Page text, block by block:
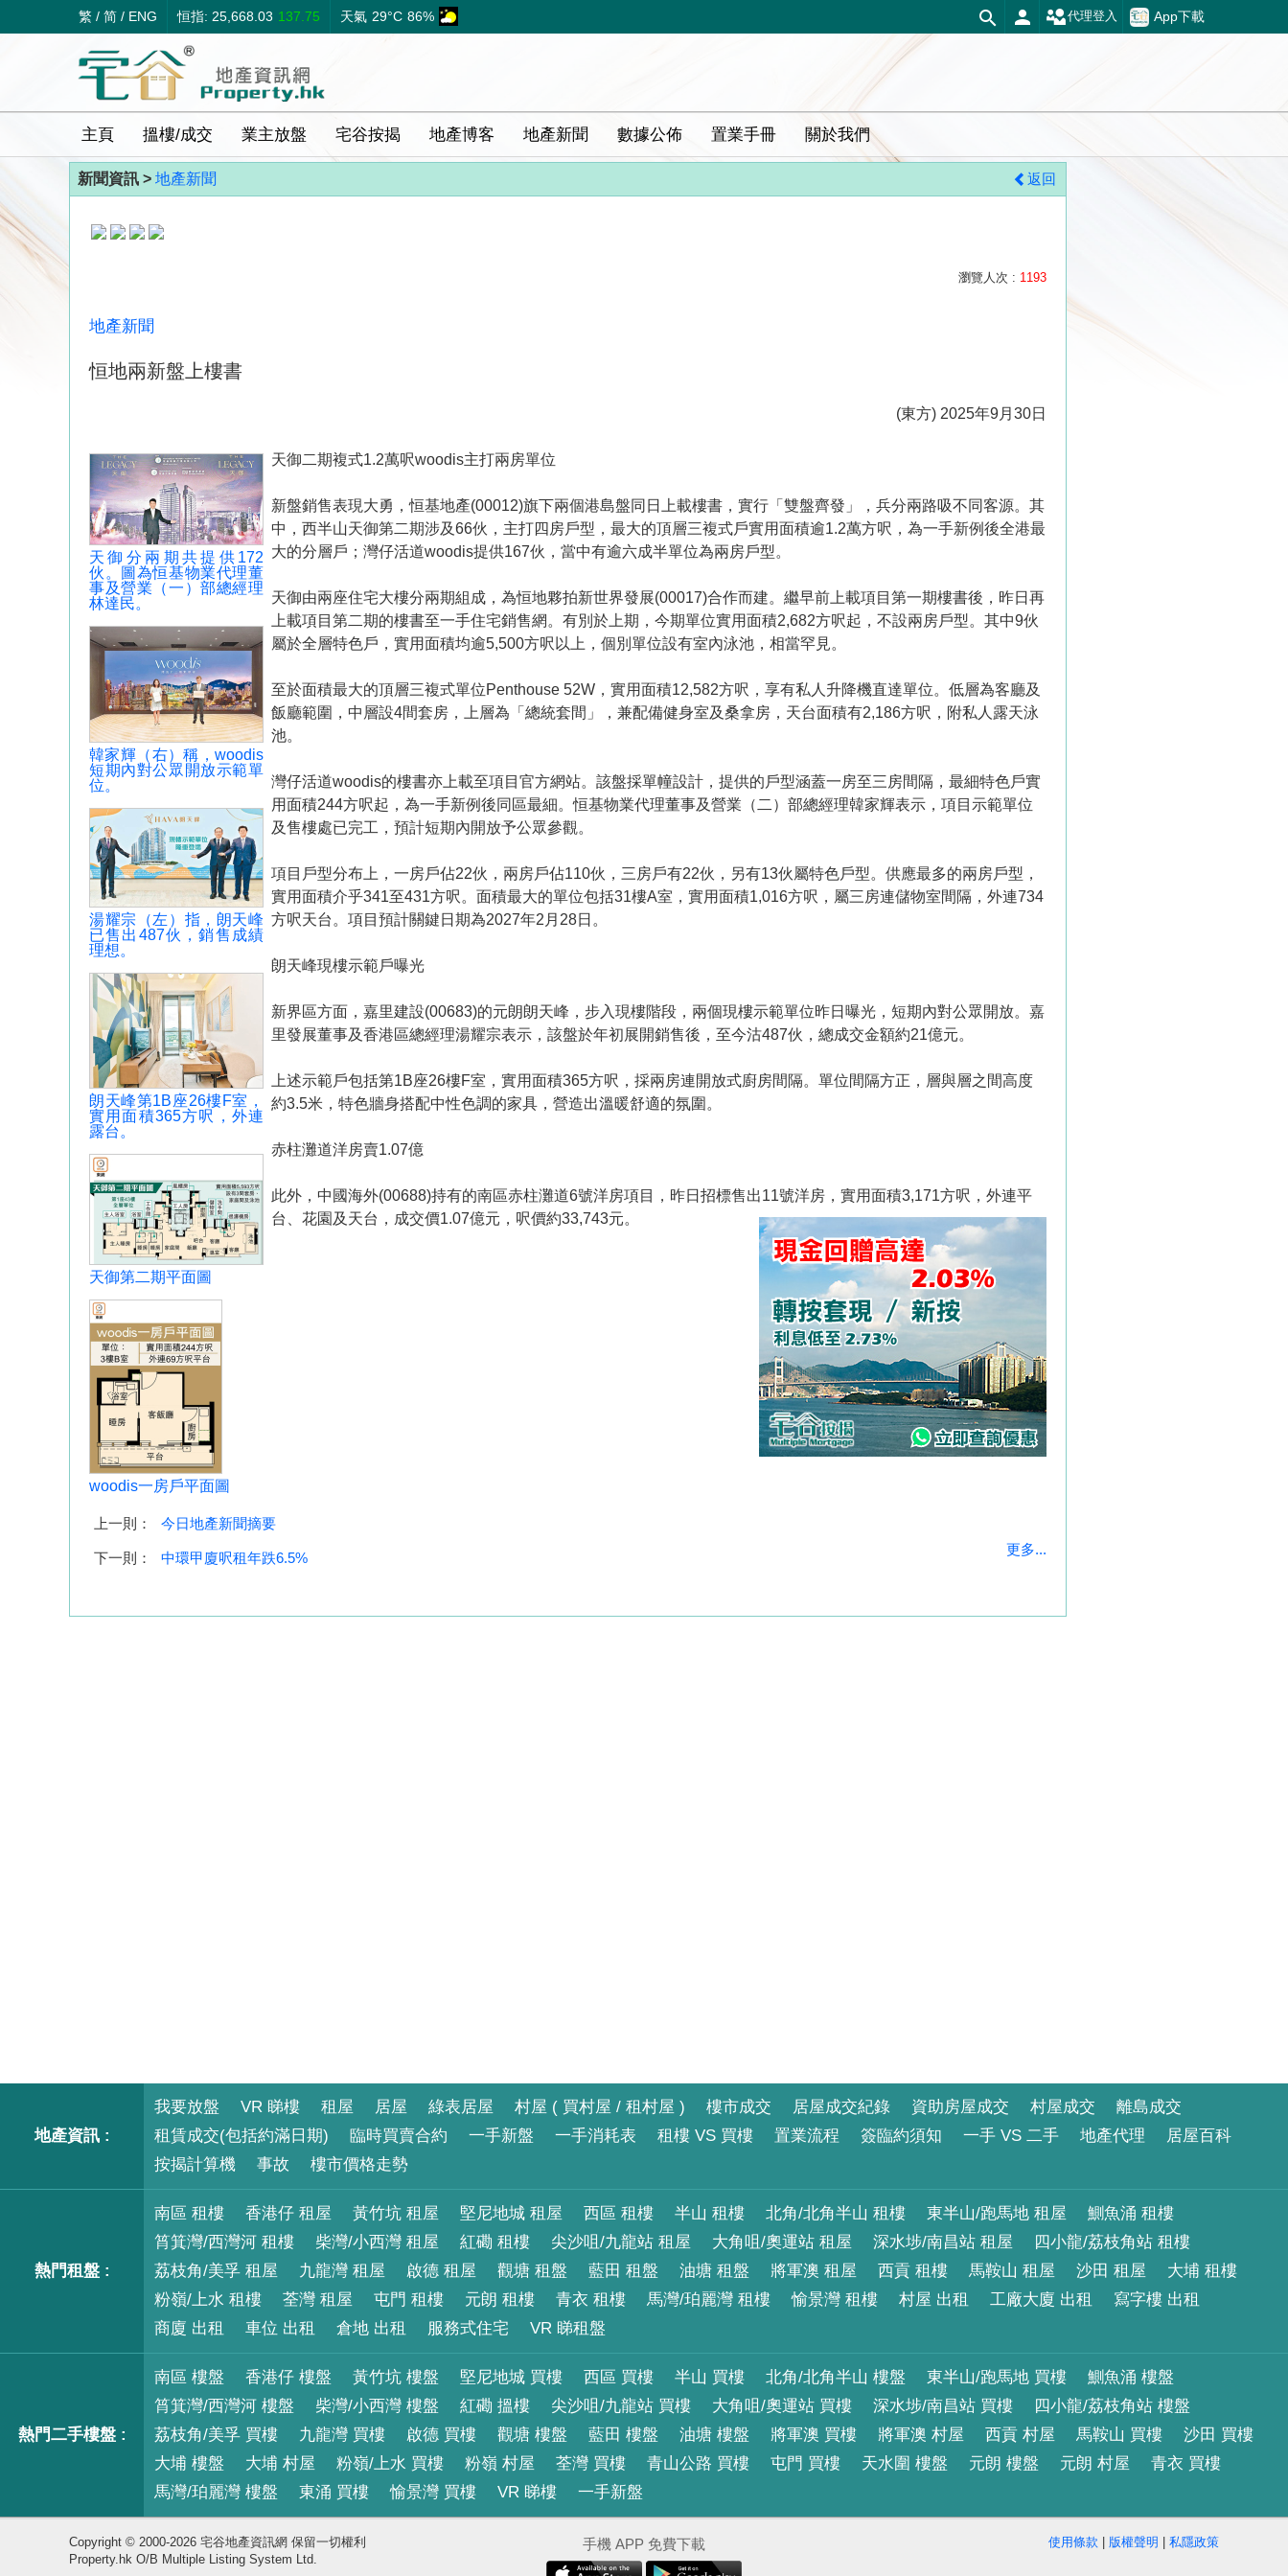
繁 / 简 / ENG 恒指: 25,668.03 137.75 天氣 29°C 86% App下載
代理登入
主頁 搵樓/成交 業主放盤 宅谷按揭 地產博客 地產新聞 數據公佈 置業手冊 關於我們
新聞資訊 > 地產新聞 返回
瀏覽人次 : 1193
地產新聞
恒地兩新盤上樓書
(東方) 2025年9月30日
天御分兩期共提供172
伙。圖為恒基物業代理董
事及營業（一）部總經理
林達民。
韓家輝（右）稱，woodis
短期內對公眾開放示範單
位。
湯耀宗（左）指，朗天峰
已售出487伙，銷售成績
理想。
朗天峰第1B座26樓F室，
實用面積365方呎，外連
露台。
天御第二期平面圖
woodis一房戶平面圖
天御二期複式1.2萬呎woodis主打兩房單位
新盤銷售表現大勇，恒基地產(00012)旗下兩個港島盤同日上載樓書，實行「雙盤齊發」，兵分兩路吸不同客源。其
中，西半山天御第二期涉及66伙，主打四房戶型，最大的頂層三複式戶實用面積逾1.2萬方呎，為一手新例後全港最
大的分層戶；灣仔活道woodis提供167伙，當中有逾六成半單位為兩房戶型。
天御由兩座住宅大樓分兩期組成，為恒地夥拍新世界發展(00017)合作而建。繼早前上載項目第一期樓書後，昨日再
上載項目第二期的樓書至一手住宅銷售網。有別於上期，今期單位實用面積2,682方呎起，不設兩房戶型。其中9伙
屬於全層特色戶，實用面積均逾5,500方呎以上，個別單位設有室內泳池，相當罕見。
至於面積最大的頂層三複式單位Penthouse 52W，實用面積12,582方呎，享有私人升降機直達單位。低層為客廳及
飯廳範圍，中層設4間套房，上層為「總統套間」，兼配備健身室及桑拿房，天台面積有2,186方呎，附私人露天泳
池。
灣仔活道woodis的樓書亦上載至項目官方網站。該盤採單幢設計，提供的戶型涵蓋一房至三房間隔，最細特色戶實
用面積244方呎起，為一手新例後同區最細。恒基物業代理董事及營業（二）部總經理韓家輝表示，項目示範單位
及售樓處已完工，預計短期內開放予公眾參觀。
項目戶型分布上，一房戶佔22伙，兩房戶佔110伙，三房戶有22伙，另有13伙屬特色戶型。供應最多的兩房戶型，
實用面積介乎341至431方呎。面積最大的單位包括31樓A室，實用面積1,016方呎，屬三房連儲物室間隔，外連734
方呎天台。項目預計關鍵日期為2027年2月28日。
朗天峰現樓示範戶曝光
新界區方面，嘉里建設(00683)的元朗朗天峰，步入現樓階段，兩個現樓示範單位昨日曝光，短期內對公眾開放。嘉
里發展董事及香港區總經理湯耀宗表示，該盤於年初展開銷售後，至今沽487伙，總成交金額約21億元。
上述示範戶包括第1B座26樓F室，實用面積365方呎，採兩房連開放式廚房間隔。單位間隔方正，層與層之間高度
約3.5米，特色牆身搭配中性色調的家具，營造出溫暖舒適的氛圍。
赤柱灘道洋房賣1.07億
此外，中國海外(00688)持有的南區赤柱灘道6號洋房項目，昨日招標售出11號洋房，實用面積3,171方呎，外連平
台、花園及天台，成交價1.07億元，呎價約33,743元。
上一則： 今日地產新聞摘要
下一則： 中環甲廈呎租年跌6.5%
更多...
地產資訊 :
我要放盤 VR 睇樓 租屋 居屋 綠表居屋 村屋 ( 買村屋 / 租村屋 ) 樓市成交 居屋成交紀錄 資助房屋成交 村屋成交
離島成交
租賃成交(包括約滿日期)
臨時買賣合約 一手新盤 一手消耗表 租樓 VS 買樓 置業流程 簽臨約須知 一手 VS 二手 地產代理
居屋百科
按揭計算機
事故 樓市價格走勢
熱門租盤 :
南區 租樓 香港仔 租屋 黃竹坑 租屋 堅尼地城 租屋 西區 租樓 半山 租樓 北角/北角半山 租樓 東半山/跑馬地 租屋
鰂魚涌 租樓
筲箕灣/西灣河 租樓
柴灣/小西灣 租屋 紅磡 租樓 尖沙咀/九龍站 租屋 大角咀/奧運站 租屋 深水埗/南昌站 租屋
四小龍/荔枝角站 租樓
荔枝角/美孚 租屋
九龍灣 租屋 啟德 租屋 觀塘 租盤 藍田 租盤 油塘 租盤 將軍澳 租屋 西貢 租樓 馬鞍山 租屋 沙田 租屋
大埔 租樓
粉嶺/上水 租樓
荃灣 租屋 屯門 租樓 元朗 租樓 青衣 租樓 馬灣/珀麗灣 租樓 愉景灣 租樓 村屋 出租 工廠大廈 出租
寫字樓 出租
商廈 出租
車位 出租 倉地 出租 服務式住宅 VR 睇租盤
熱門二手樓盤 :
南區 樓盤 香港仔 樓盤 黃竹坑 樓盤 堅尼地城 買樓 西區 買樓 半山 買樓 北角/北角半山 樓盤 東半山/跑馬地 買樓
鰂魚涌 樓盤
筲箕灣/西灣河 樓盤
柴灣/小西灣 樓盤 紅磡 搵樓 尖沙咀/九龍站 買樓 大角咀/奧運站 買樓 深水埗/南昌站 買樓
四小龍/荔枝角站 樓盤
荔枝角/美孚 買樓
九龍灣 買樓 啟德 買樓 觀塘 樓盤 藍田 樓盤 油塘 樓盤 將軍澳 買樓 將軍澳 村屋 西貢 村屋 馬鞍山 買樓
沙田 買樓
大埔 樓盤
大埔 村屋 粉嶺/上水 買樓 粉嶺 村屋 荃灣 買樓 青山公路 買樓 屯門 買樓 天水圍 樓盤 元朗 樓盤 元朗 村屋
青衣 買樓
馬灣/珀麗灣 樓盤
東涌 買樓 愉景灣 買樓 VR 睇樓 一手新盤
Copyright © 2000-2026 宅谷地產資訊網 保留一切權利
Property.hk O/B Multiple Listing System Ltd.
手機 APP 免費下載 使用條款 | 版權聲明 | 私隱政策